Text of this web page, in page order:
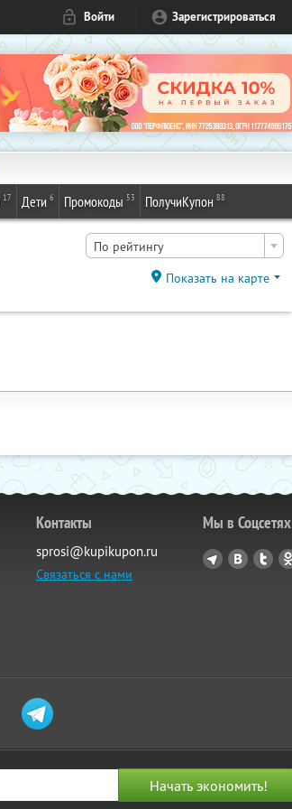
Войти Зарегистрироваться
17 Дети 6 Промокоды 53 ПолучиКупон 88
По рейтингу
Показать на карте
Контакты
sprosi@kupikupon.ru
Связаться с нами
Мы в Соцсетях